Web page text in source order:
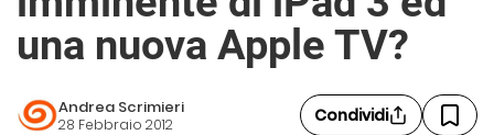
una nuova Apple TV?
Andrea Scrimieri
28 Febbraio 2012 Condividi